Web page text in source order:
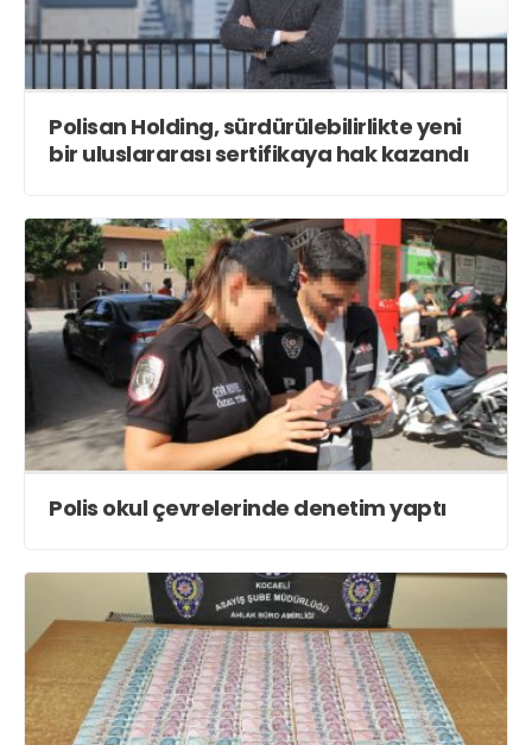
Polisan Holding, sürdürülebilirlikte yeni
bir uluslararası sertifikaya hak kazandı
Polis okul çevrelerinde denetim yaptı